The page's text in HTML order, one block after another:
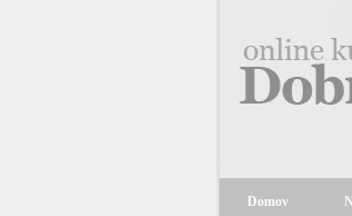
Domov